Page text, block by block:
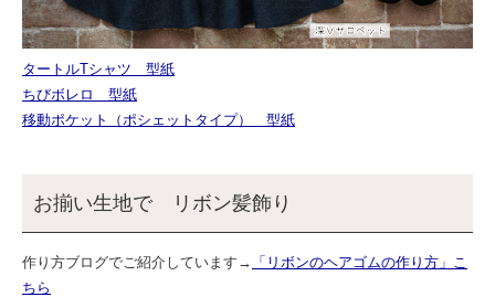
タートルTシャツ 型紙
ちびボレロ 型紙
移動ポケット（ポシェットタイプ） 型紙
お揃い生地で リボン髪飾り
作り方ブログでご紹介しています→ 「リボンのヘアゴムの作り方」こ
ちら